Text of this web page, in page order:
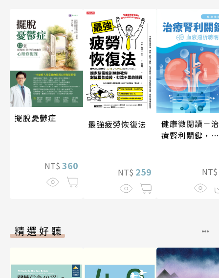
擺脫憂鬱症
NT$ 360
最強疲勞恢復法
NT$ 259
健康微閱讀－治
療腎利關鍵，血
NT$
精選好聽